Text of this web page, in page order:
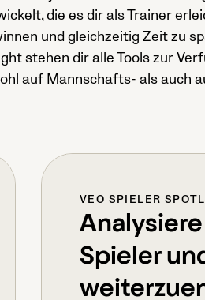
die es dir als Trainer
und gleichzeitig Zeit zu
stehen dir alle Tools zur
auf Mannschafts- als auch
VEO SPIELER
Spieler